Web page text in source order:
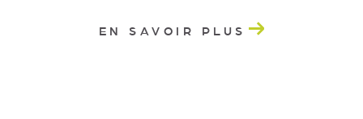
EN SAVOIR PLUS